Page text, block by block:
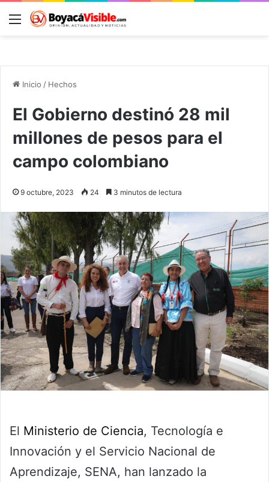
Menú
Inicio / Hechos
El Gobierno destinó 28 mil
millones de pesos para el
campo colombiano
9 octubre, 2023 24 3 minutos de lectura
El Ministerio de Ciencia, Tecnología e
Innovación y el Servicio Nacional de
Aprendizaje, SENA, han lanzado la